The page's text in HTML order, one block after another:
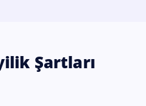
Şartları